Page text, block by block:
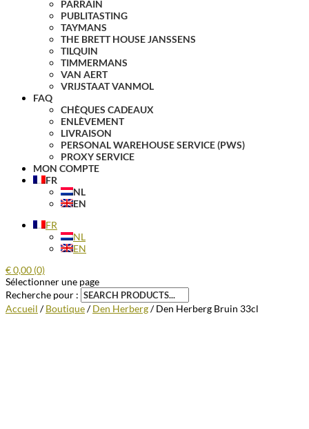
PARRAIN
PUBLITASTING
TAYMANS
THE BRETT HOUSE JANSSENS
TILQUIN
TIMMERMANS
VAN AERT
VRIJSTAAT VANMOL
FAQ
CHÈQUES CADEAUX
ENLÈVEMENT
LIVRAISON
PERSONAL WAREHOUSE SERVICE (PWS)
PROXY SERVICE
MON COMPTE
FR
NL
EN
FR
NL
EN
€0,00 (0)
Sélectionner une page
Recherche pour :
Accueil /Boutique/Den Herberg/ Den Herberg Bruin 33cl